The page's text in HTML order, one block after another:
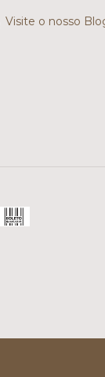
Visite o nosso